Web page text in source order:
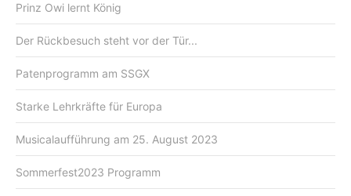
Prinz Owi lernt König
Der Rückbesuch steht vor der Tür...
Patenprogramm am SSGX
Starke Lehrkräfte für Europa
Musicalaufführung am 25. August 2023
Sommerfest2023 Programm